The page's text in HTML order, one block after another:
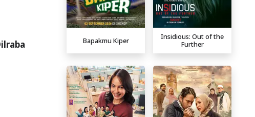
Bapakmu Kiper
Insidious: Out of the
Further